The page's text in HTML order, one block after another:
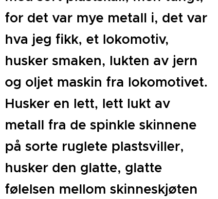
for det var mye metall i, det var
hva jeg fikk, et lokomotiv,
husker smaken, lukten av jern
og oljet maskin fra lokomotivet.
Husker en lett, lett lukt av
metall fra de spinkle skinnene
på sorte ruglete plastsviller,
husker den glatte, glatte
følelsen mellom skinneskjøten